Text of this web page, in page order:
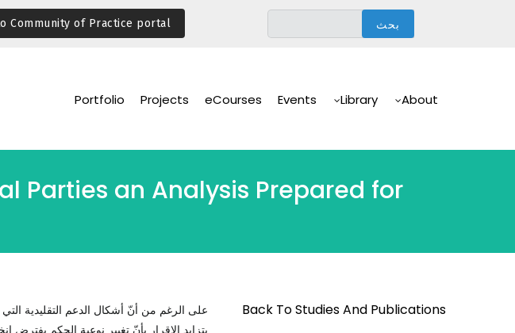
Community of Practice portal
Navigation
About
Library
Events
eCourses
Projects
Portfolio
Parties an Analysis Prepared for
على الرغم من أنّ أشكال الدعم التقليدية
يتزايد الإقرار بأنّ تغيير نوعية الحكم يفترض
Back To Studies And Publications